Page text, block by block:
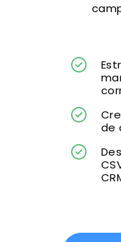
de